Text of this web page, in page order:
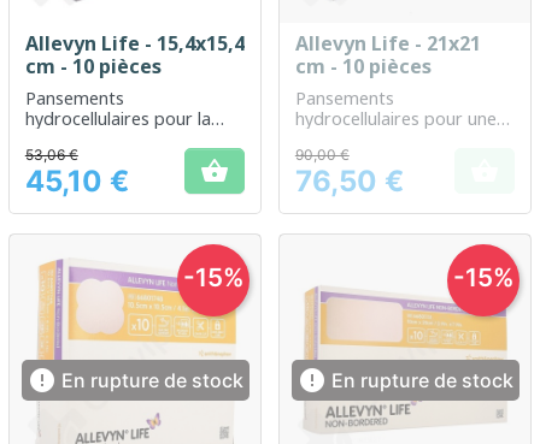
Allevyn Life - 15,4x15,4
cm - 10 pièces
Pansements
hydrocellulaires pour la
plaies
Prix
53,06 €
45,10 € 
Allevyn Life - 21x21
cm - 10 pièces
Pansements
hydrocellulaires pour une
plaies
Prix
90,00 €
76,50 €
 En rupture de stock
-15%
 En rupture de stock
-15%